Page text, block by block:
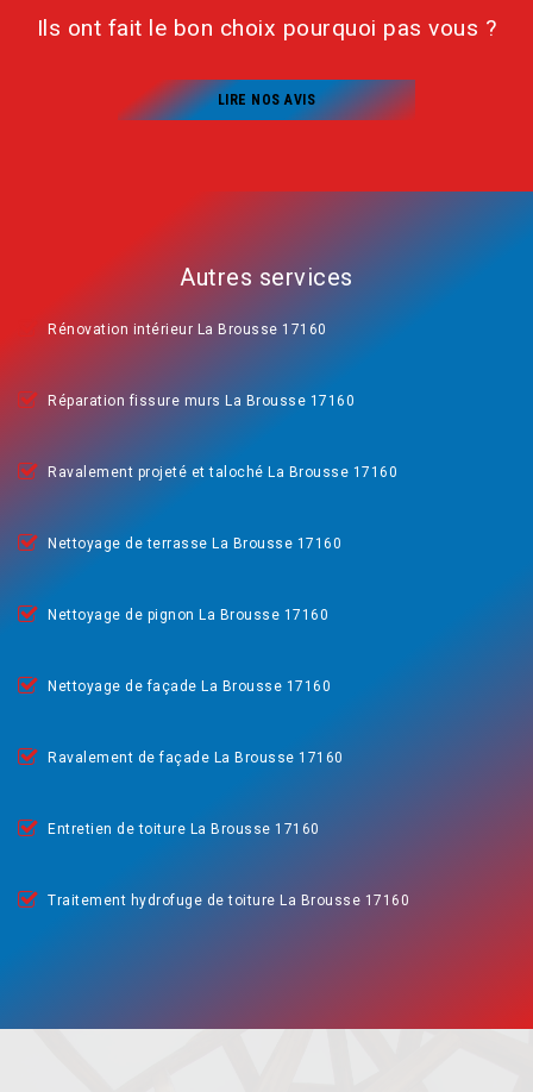
Ils ont fait le bon choix pourquoi pas vous ?
LIRE NOS AVIS
Autres services
Rénovation intérieur La Brousse 17160
Réparation fissure murs La Brousse 17160
Ravalement projeté et taloché La Brousse 17160
Nettoyage de terrasse La Brousse 17160
Nettoyage de pignon La Brousse 17160
Nettoyage de façade La Brousse 17160
Ravalement de façade La Brousse 17160
Entretien de toiture La Brousse 17160
Traitement hydrofuge de toiture La Brousse 17160